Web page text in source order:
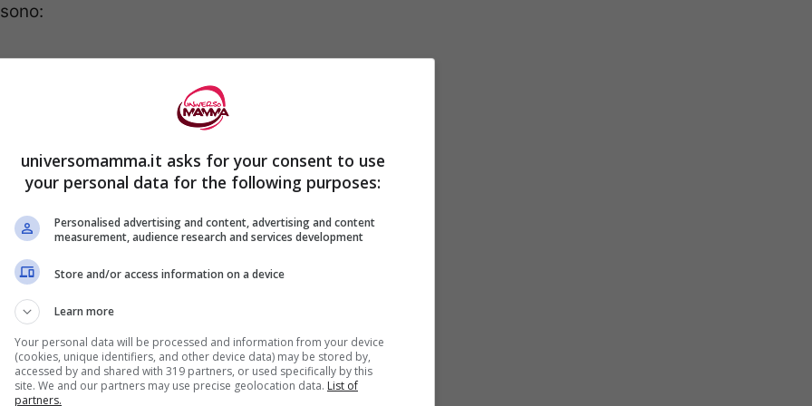
sono:
gestione e nella decodifica dei linguaggi
postura del corpo
comunicazione senza l’uso della parola,
d’animo;
limitata;
interessi estremamente particolari;
le proprie emozioni o quelle
empatia
con i coetanei;
universomamma.it asks for your consent to use
your personal data for the following purposes:
Personalised advertising and content, advertising and content
measurement, audience research and services development
Store and/or access information on a device
Learn more
Your personal data will be processed and information from your device
(cookies, unique identifiers, and other device data) may be stored by,
accessed by and shared with 319 partners, or used specifically by this
site. We and our partners may use precise geolocation data. List of
partners.